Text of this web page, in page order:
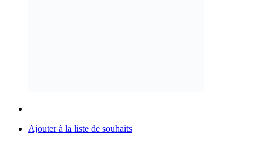
Ajouter à la liste de souhaits